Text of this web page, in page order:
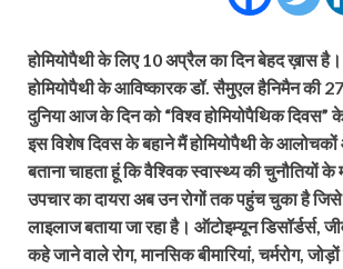
होमियोपैथी के लिए 10 अप्रैल का दिन बेहद ख़ास है।
होमियोपैथी के आविष्कारक डॉ. सैमुएल हैनिमैन की
दुनिया आज के दिन को “विश्व होमियोपैथिक दिवस”
इस विशेष दिवस के बहाने मैं होमियोपैथी के
बताना चाहता हूं कि वैश्विक स्वास्थ्य की चुनौतियों के
उपचार का दायरा अब उन रोगों तक पहुंच चुका है
लाइलाज बताया जा रहा है। ऑटोइम्यून डिसॉर्डर्स,
कहे जाने वाले रोग, मानसिक बीमारियां, चर्मरोग,